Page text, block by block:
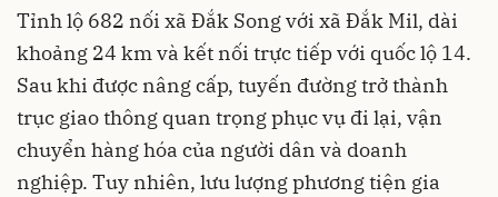
Tỉnh lộ 682 nối xã Đắk Song với xã Đắk Mil, dài
khoảng 24 km và kết nối trực tiếp với quốc lộ 14.
Sau khi được nâng cấp, tuyến đường trở thành
trục giao thông quan trọng phục vụ đi lại, vận
chuyển hàng hóa của người dân và doanh
nghiệp. Tuy nhiên, lưu lượng phương tiện gia